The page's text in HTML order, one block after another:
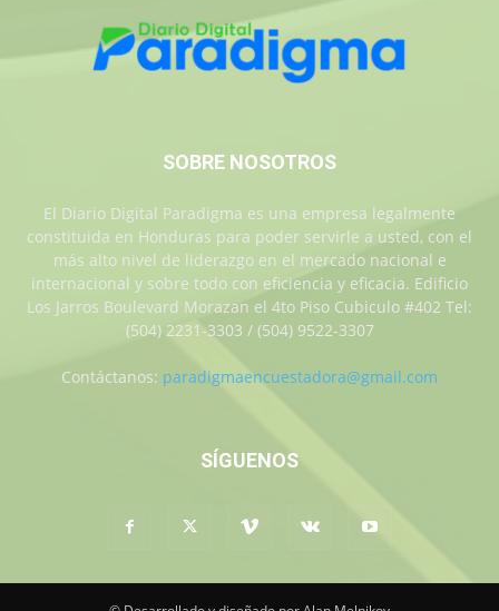
SOBRE NOSOTROS
El Diario Digital Paradigma es una empresa legalmente
constituida en Honduras para poder servirle a usted, con el
más alto nivel de liderazgo en el mercado nacional e
internacional y sobre todo con eficiencia y eficacia. Edificio
Los Jarros Boulevard Morazan el 4to Piso Cubiculo #402 Tel:
(504) 2231-3303 / (504) 9522-3307
Contáctanos: paradigmaencuestadora@gmail.com
SÍGUENOS